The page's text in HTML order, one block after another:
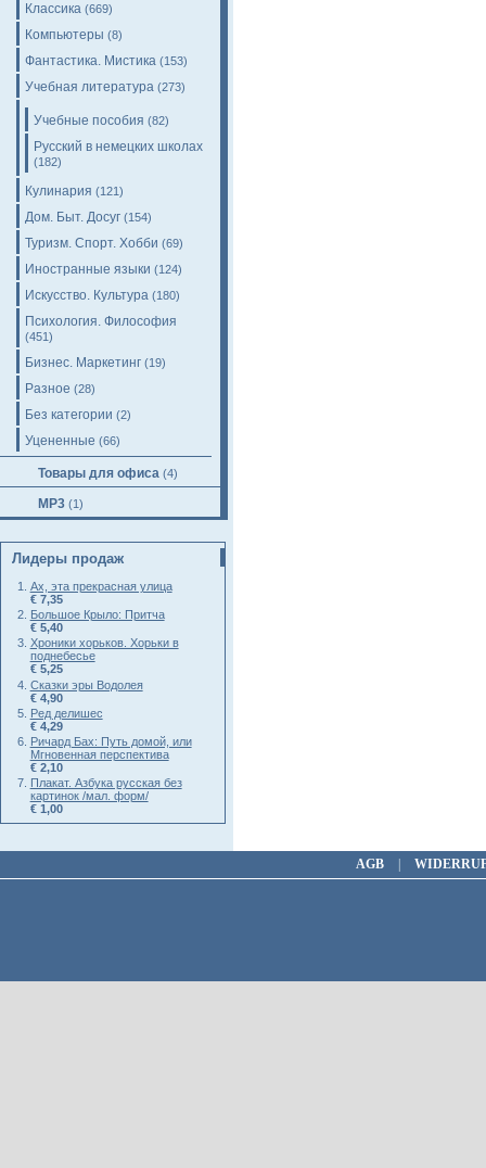
Классика (669)
Компьютеры (8)
Фантастика. Мистика (153)
Учебная литература (273)
Учебные пособия (82)
Русский в немецких школах
(182)
Кулинария (121)
Дом. Быт. Досуг (154)
Туризм. Спорт. Хобби (69)
Иностранные языки (124)
Искусство. Культура (180)
Психология. Философия
(451)
Бизнес. Маркетинг (19)
Разное (28)
Без категории (2)
Уцененные (66)
Товары для офиса (4)
MP3 (1)
Лидеры продаж
Ах, эта прекрасная улица
€ 7,35
Большое Крыло: Притча
€ 5,40
Хроники хорьков. Хорьки в
поднебесье
€ 5,25
Сказки эры Водолея
€ 4,90
Ред делишес
€ 4,29
Ричард Бах: Путь домой, или
Мгновенная перспектива
€ 2,10
Плакат. Азбука русская без
картинок /мал. форм/
€ 1,00
AGB